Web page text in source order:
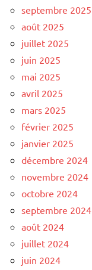
septembre 2025
août 2025
juillet 2025
juin 2025
mai 2025
avril 2025
mars 2025
février 2025
janvier 2025
décembre 2024
novembre 2024
octobre 2024
septembre 2024
août 2024
juillet 2024
juin 2024